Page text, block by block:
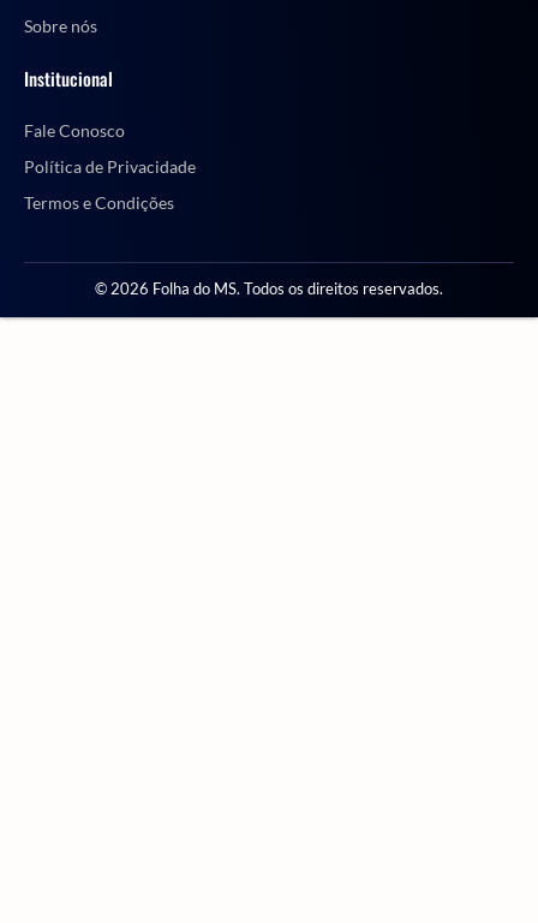
Sobre nós
Institucional
Fale Conosco
Política de Privacidade
Termos e Condições
© 2026 Folha do MS. Todos os direitos reservados.